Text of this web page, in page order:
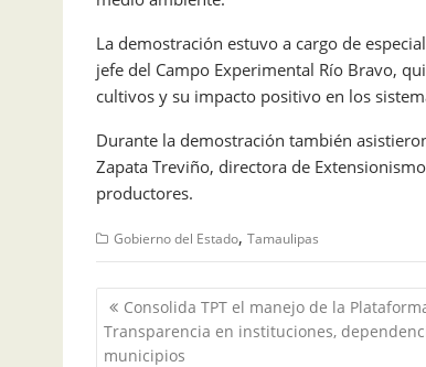
La demostración estuvo a cargo de
jefe del Campo Experimental Río Bravo,
cultivos y su impacto positivo en los
Durante la demostración también
Zapata Treviño, directora de
productores.
Gobierno del Estado, Tamaulipas
Navegación
de
entradas
Consolida TPT el manejo de la
Transparencia en instituciones,
municipios